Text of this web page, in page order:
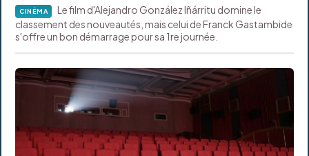
CINÉMA
Le film d'Alejandro González Iñárritu domine le
classement des nouveautés, mais celui de Franck Gastambide
s'offre un bon démarrage pour sa 1re journée.